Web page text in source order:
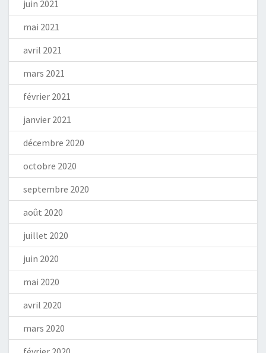
juin 2021
mai 2021
avril 2021
mars 2021
février 2021
janvier 2021
décembre 2020
octobre 2020
septembre 2020
août 2020
juillet 2020
juin 2020
mai 2020
avril 2020
mars 2020